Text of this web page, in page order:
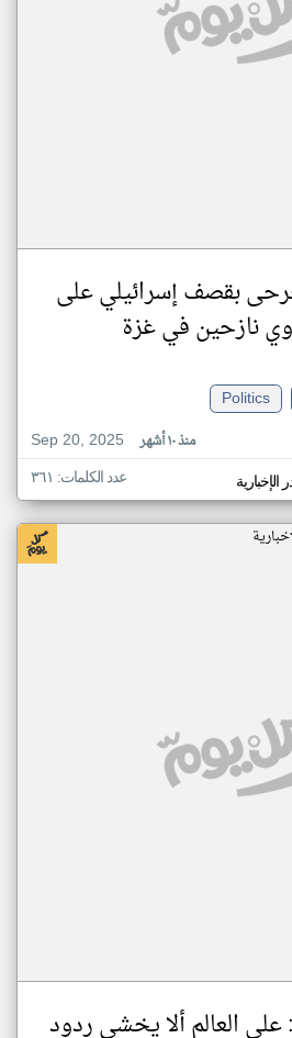
بقصف إسرائيلي على
نازحين في غزة
Politics
Sep 20, 2025
منذ ١٠ أشهر
عدد الكلمات: ٣٦١
العالم ألا يخشى ردود